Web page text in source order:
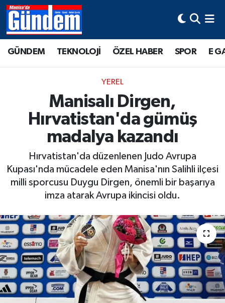
GÜNDEM TEKNOLOJİ ÖZEL HABER SPOR E
YEREL
Manisalı Dirgen,
Hırvatistan'da gümüş
madalya kazandı
Hırvatistan'da düzenlenen Judo Avrupa
Kupası'nda mücadele eden Manisa'nın Salihli ilçesi
milli sporcusu Duygu Dirgen, önemli bir başarıya
imza atarak Avrupa ikincisi oldu.
Manisa Hava Durumu
Tüm Manşetler
Son Dakika Haberleri
Haber Arşivi